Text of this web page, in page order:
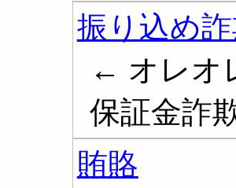
振り込め
← オレオ
保証金詐
賄賂